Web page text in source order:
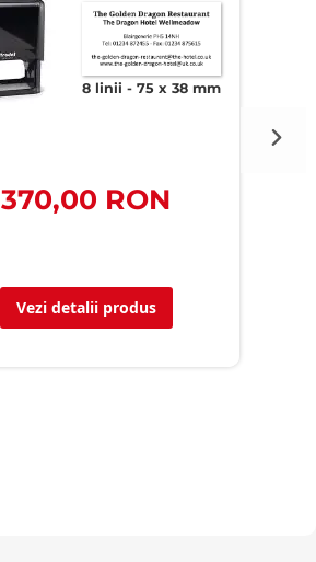
8 linii 75 x 38 mm
370,00 RON
Vezi detalii produs